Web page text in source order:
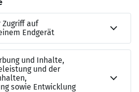
Karriere: Wir finden genau den
Jetzt auf “Zur Arbeitgeber-
freuen uns über die Bewerbung
Vielfalt unseres Unternehmens